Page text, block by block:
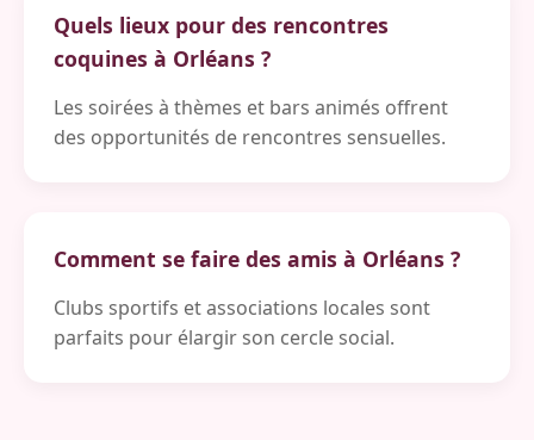
Quels lieux pour des rencontres
coquines à Orléans ?
Les soirées à thèmes et bars animés offrent
des opportunités de rencontres sensuelles.
Comment se faire des amis à Orléans ?
Clubs sportifs et associations locales sont
parfaits pour élargir son cercle social.